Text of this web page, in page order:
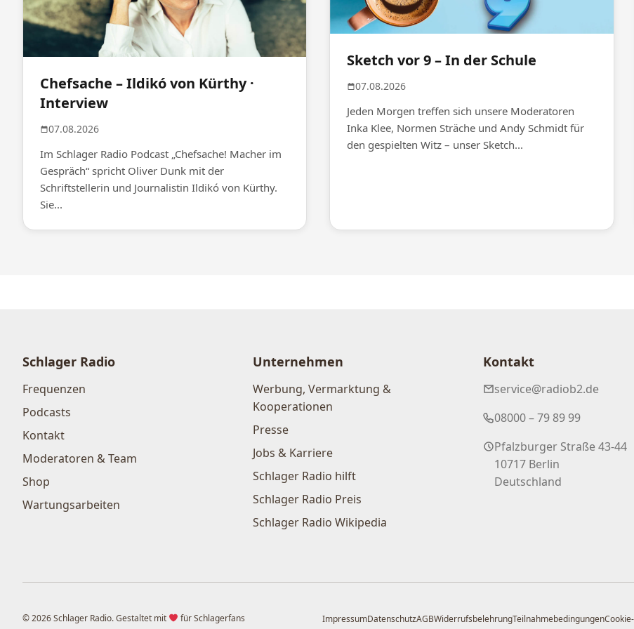
Chefsache – Ildikó von Kürthy ·
Interview
07.08.2026
Im Schlager Radio Podcast „Chefsache! Macher im
Gespräch“ spricht Oliver Dunk mit der
Schriftstellerin und Journalistin Ildikó von Kürthy.
Sie...
Sketch vor 9 – In der Schule
07.08.2026
Jeden Morgen treffen sich unsere Moderatoren
Inka Klee, Normen Sträche und Andy Schmidt für
den gespielten Witz – unser Sketch...
Schlager Radio
Frequenzen
Podcasts
Kontakt
Moderatoren & Team
Shop
Wartungsarbeiten
Unternehmen
Werbung, Vermarktung &
Kooperationen
Presse
Jobs & Karriere
Schlager Radio hilft
Schlager Radio Preis
Schlager Radio Wikipedia
Kontakt
service@radiob2.de
08000 – 79 89 99
Pfalzburger Straße 43-44
10717 Berlin
Deutschland
© 2026 Schlager Radio. Gestaltet mit für Schlagerfans ImpressumDatenschutzAGBWiderrufsbelehrungTeilnahmebedingungen